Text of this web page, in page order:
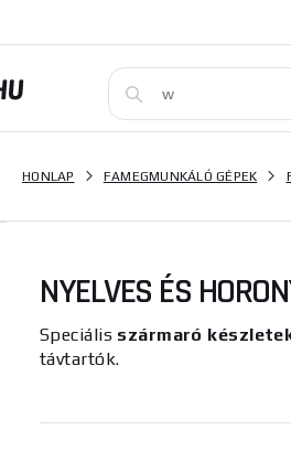
HONLAP FAMEGMUNKÁLÓ GÉPEK
NYELVES ÉS
Speciális szármaró
távtartók.